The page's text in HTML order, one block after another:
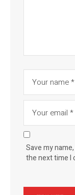
Save my
the next time I